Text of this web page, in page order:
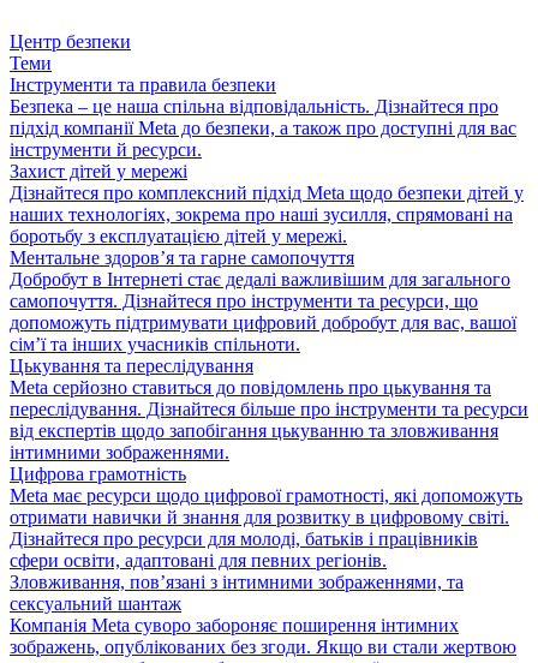
Центр безпеки
Теми
Інструменти та правила безпеки
Безпека – це наша спільна відповідальність. Дізнайтеся про
підхід компанії Meta до безпеки, а також про доступні для вас
інструменти й ресурси.
Захист дітей у мережі
Дізнайтеся про комплексний підхід Meta щодо безпеки дітей у
наших технологіях, зокрема про наші зусилля, спрямовані на
боротьбу з експлуатацією дітей у мережі.
Ментальне здоров’я та гарне самопочуття
Добробут в Інтернеті стає дедалі важливішим для загального
самопочуття. Дізнайтеся про інструменти та ресурси, що
допоможуть підтримувати цифровий добробут для вас, вашої
сім’ї та інших учасників спільноти.
Цькування та переслідування
Meta серйозно ставиться до повідомлень про цькування та
переслідування. Дізнайтеся більше про інструменти та ресурси
від експертів щодо запобігання цькуванню та зловживання
інтимними зображеннями.
Цифрова грамотність
Meta має ресурси щодо цифрової грамотності, які допоможуть
отримати навички й знання для розвитку в цифровому світі.
Дізнайтеся про ресурси для молоді, батьків і працівників
сфери освіти, адаптовані для певних регіонів.
Зловживання, пов’язані з інтимними зображеннями, та
сексуальний шантаж
Компанія Meta суворо забороняє поширення інтимних
зображень, опублікованих без згоди. Якщо ви стали жертвою